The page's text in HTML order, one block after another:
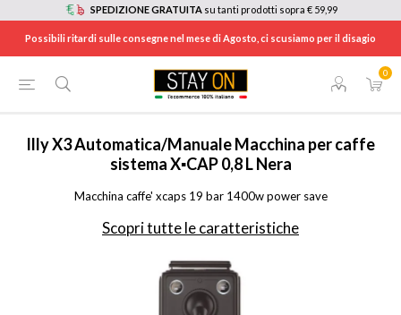
SPEDIZIONE GRATUITA su tanti prodotti sopra € 59,99
Possibili ritardi sulle consegne nel mese di Agosto, ci scusiamo per il disagio
0
/ MACCHINE CAFFÈ / MACCHINE CAFFÈ A CAPSULE
IllyX3 Automatica/Manuale Macchina per caffe
sistema X▪CAP 0,8 L Nera
Macchina caffe' xcaps 19 bar 1400w power save
Scopri tutte le caratteristiche